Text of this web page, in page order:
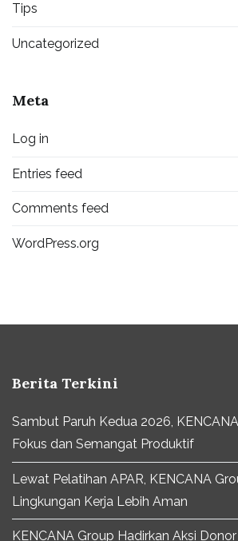
Tips
Uncategorized
Meta
Log in
Entries feed
Comments feed
WordPress.org
Berita Terkini
Sambut Paruh Kedua 2026,
Fokus dan Semangat Produktif
Lewat Pelatihan APAR, KENCANA
Lingkungan Kerja Lebih Aman
KENCANA Group Hadirkan Aksi